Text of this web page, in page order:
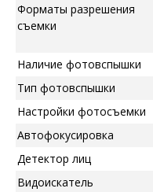
Форматы разрешения
съемки
Наличие фотовспышки
Тип фотовспышки
Настройки фотосъемки
Автофокусировка
Детектор лиц
Видоискатель